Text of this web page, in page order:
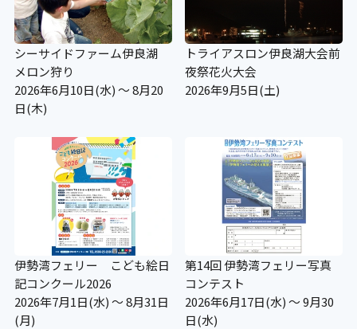
シーサイドファーム伊良湖
メロン狩り
2026年6月10日(水) ～ 8月20
日(木)
トライアスロン伊良湖大会前
夜祭花火大会
2026年9月5日(土)
伊勢湾フェリー こども絵日
記コンクール2026
2026年7月1日(水) ～ 8月31日
(月)
第14回 伊勢湾フェリー写真
コンテスト
2026年6月17日(水) ～ 9月30
日(水)